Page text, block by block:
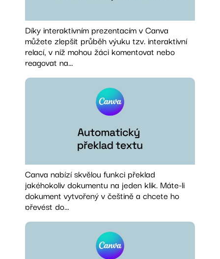
Díky interaktivním prezentacím v Canva
můžete zlepšit průběh výuku tzv. interaktivní
relací, v níž mohou žáci komentovat nebo
reagovat na…
Canva nabízí skvělou funkci překlad
jakéhokoliv dokumentu na jeden klik. Máte-li
dokument vytvořený v češtině a chcete ho
převést do…